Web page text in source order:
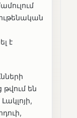
է
թվում են